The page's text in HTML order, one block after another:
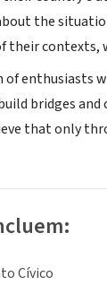
the
their contexts,
of enthusiasts
bridges
that only
Cívico